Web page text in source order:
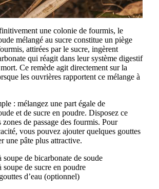
une colonie de fourmis, le
mélangé au sucre constitue un piège
attirées par le sucre, ingèrent
qui réagit dans leur système digestif
Ce remède agit directement sur la
les ouvrières rapportent ce mélange à
: mélangez une part égale de
et de sucre en poudre. Disposez ce
zones de passage des fourmis. Pour
vous pouvez ajouter quelques gouttes
une pâte plus attractive.
soupe de bicarbonate de soude
soupe de sucre en poudre
d’eau (optionnel)